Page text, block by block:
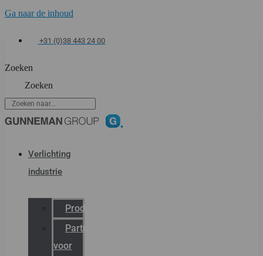
Ga naar de inhoud
+31 (0)38 443 24 00
Zoeken
Zoeken
Verlichting
industrie
Productcatalogus
Partner
voor